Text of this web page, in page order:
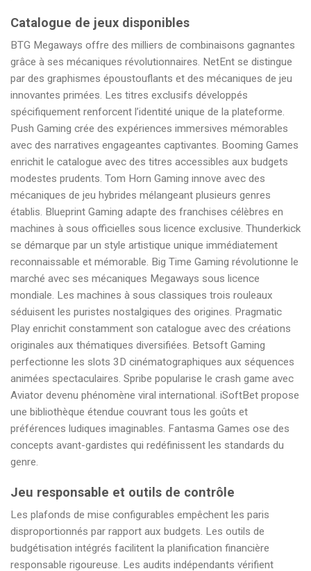
Catalogue de jeux disponibles
BTG Megaways offre des milliers de combinaisons gagnantes
grâce à ses mécaniques révolutionnaires. NetEnt se distingue
par des graphismes époustouflants et des mécaniques de jeu
innovantes primées. Les titres exclusifs développés
spécifiquement renforcent l’identité unique de la plateforme.
Push Gaming crée des expériences immersives mémorables
avec des narratives engageantes captivantes. Booming Games
enrichit le catalogue avec des titres accessibles aux budgets
modestes prudents. Tom Horn Gaming innove avec des
mécaniques de jeu hybrides mélangeant plusieurs genres
établis. Blueprint Gaming adapte des franchises célèbres en
machines à sous officielles sous licence exclusive. Thunderkick
se démarque par un style artistique unique immédiatement
reconnaissable et mémorable. Big Time Gaming révolutionne le
marché avec ses mécaniques Megaways sous licence
mondiale. Les machines à sous classiques trois rouleaux
séduisent les puristes nostalgiques des origines. Pragmatic
Play enrichit constamment son catalogue avec des créations
originales aux thématiques diversifiées. Betsoft Gaming
perfectionne les slots 3D cinématographiques aux séquences
animées spectaculaires. Spribe popularise le crash game avec
Aviator devenu phénomène viral international. iSoftBet propose
une bibliothèque étendue couvrant tous les goûts et
préférences ludiques imaginables. Fantasma Games ose des
concepts avant-gardistes qui redéfinissent les standards du
genre.
Jeu responsable et outils de contrôle
Les plafonds de mise configurables empêchent les paris
disproportionnés par rapport aux budgets. Les outils de
budgétisation intégrés facilitent la planification financière
responsable rigoureuse. Les audits indépendants vérifient